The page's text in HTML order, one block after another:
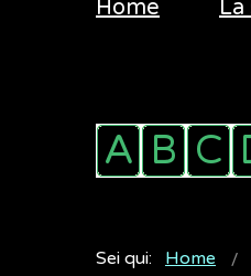
Home
Sei qui: Home